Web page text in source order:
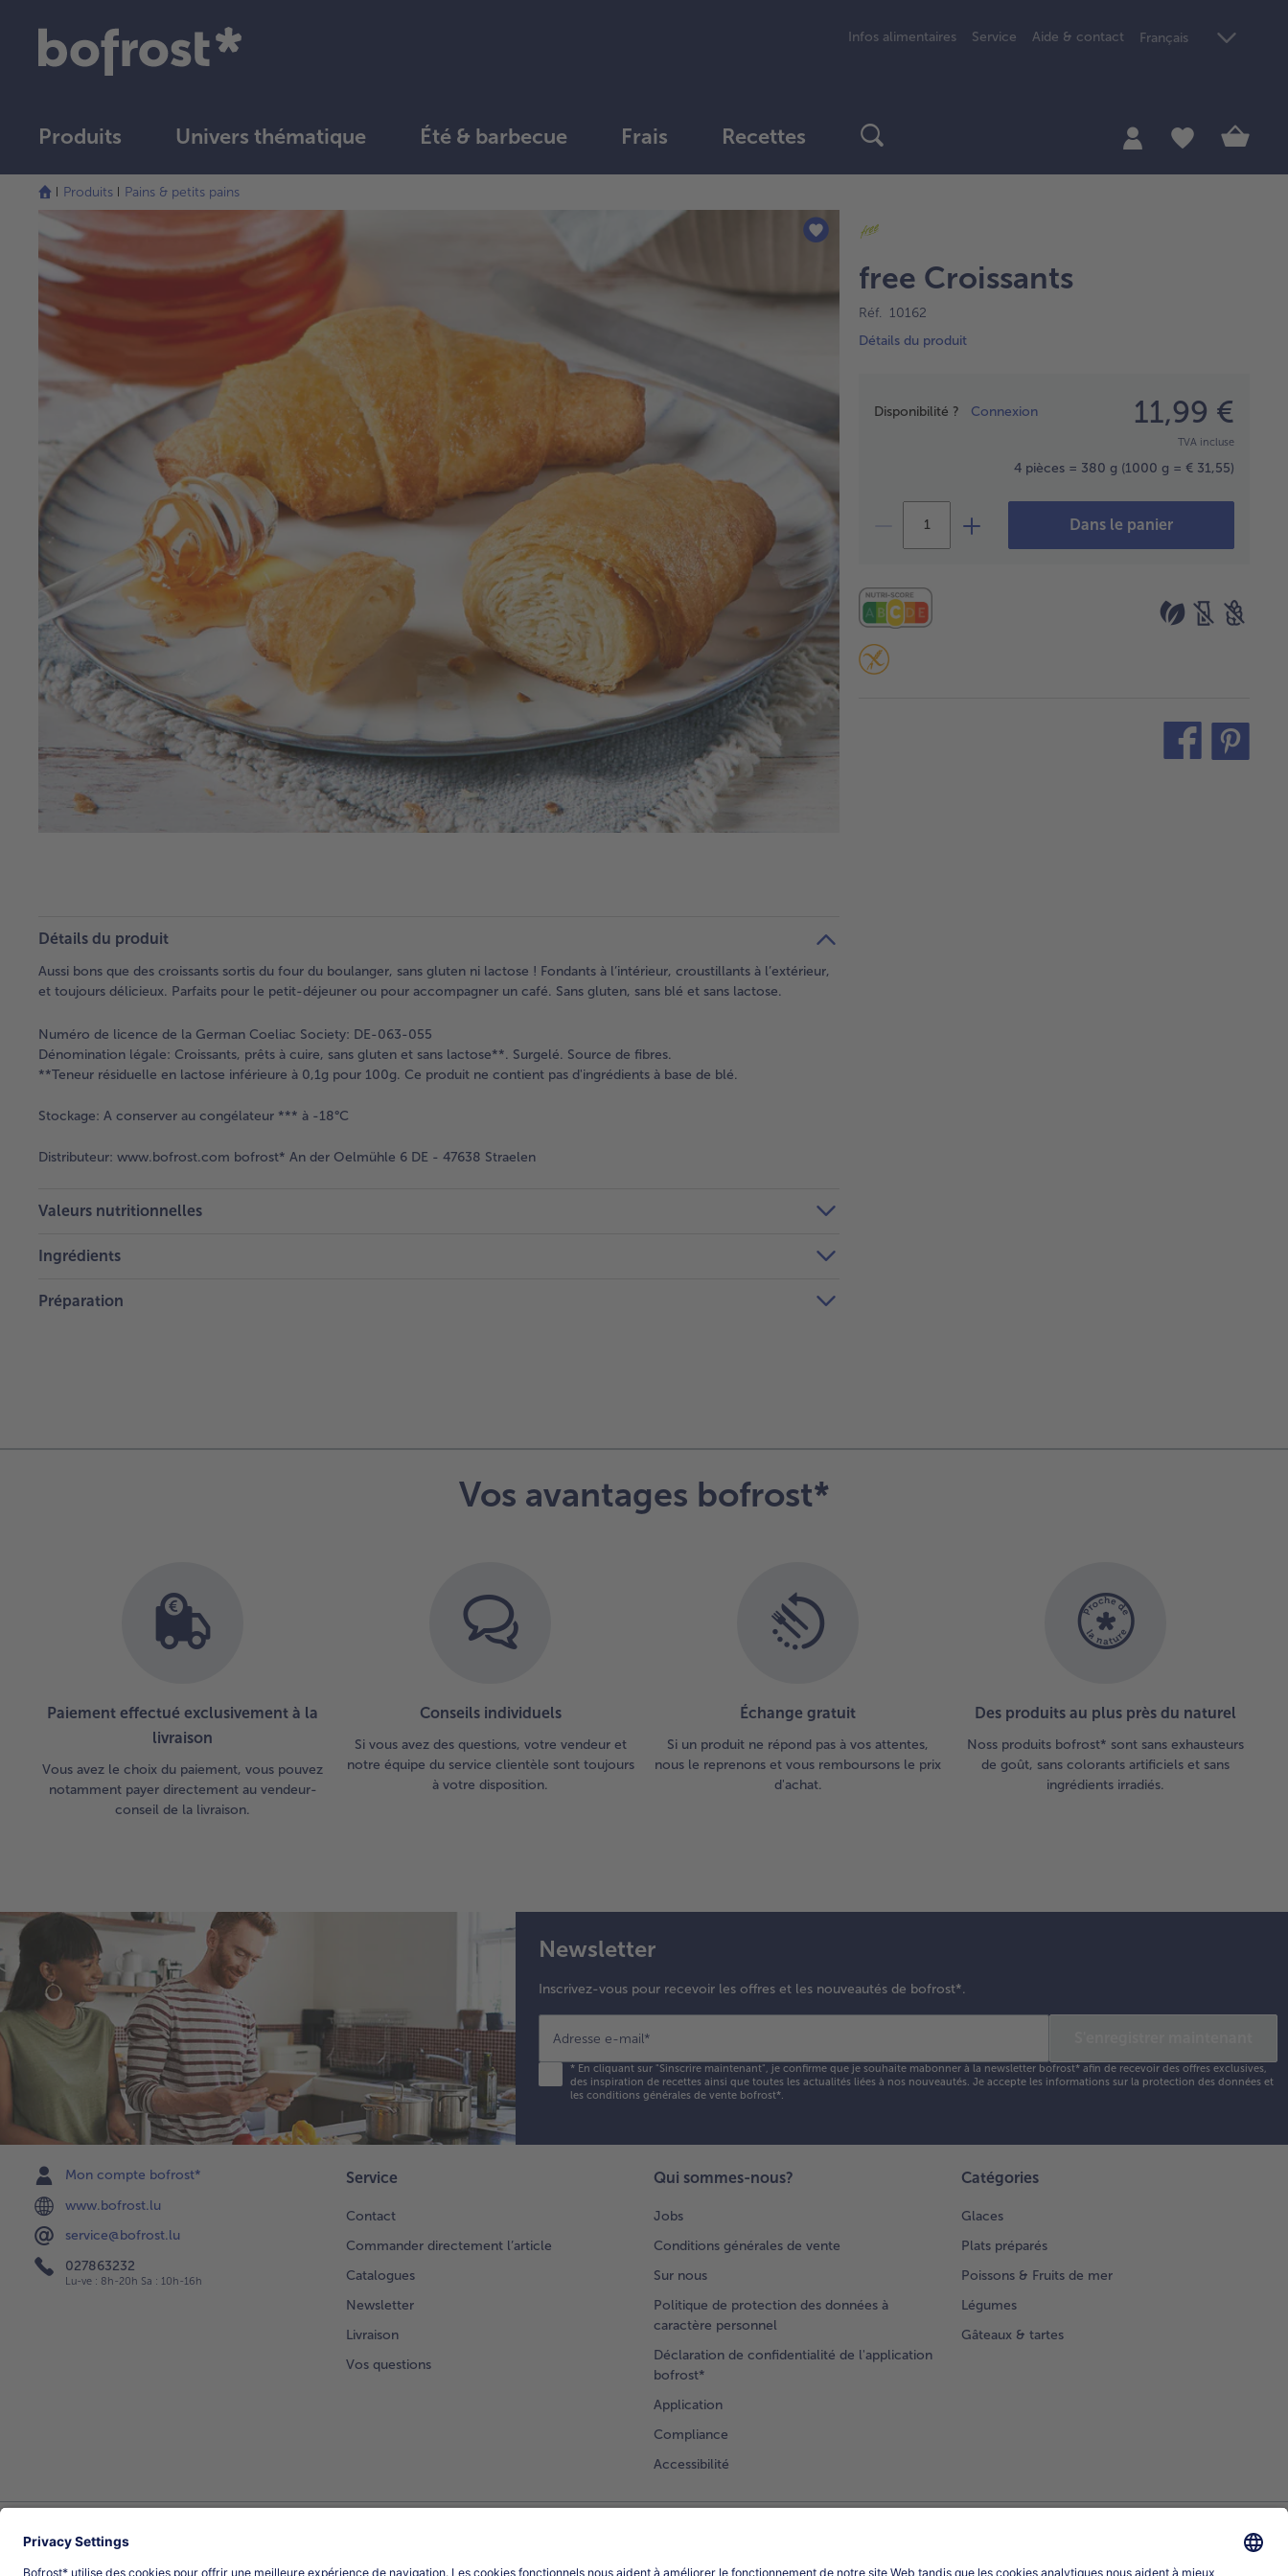
Infos alimentaires Service Aide & contact Français
Produits Univers thématique Été & barbecue Frais Recettes
Produits Pains & petits pains
free Croissants
Réf. 10162
Détails du produit
Disponibilité ? Connexion 11,99 €
TVA incluse
4 pièces = 380 g (1000 g = € 31,55)
Dans le panier
teilen
Détails du produit
Aussi bons que des croissants sortis du four du boulanger, sans gluten ni lactose ! Fondants à l’intérieur, croustillants à l’extérieur,
et toujours délicieux. Parfaits pour le petit-déjeuner ou pour accompagner un café. Sans gluten, sans blé et sans lactose.
Numéro de licence de la German Coeliac Society: DE-063-055
Dénomination légale: Croissants, prêts à cuire, sans gluten et sans lactose**. Surgelé. Source de fibres.
**Teneur résiduelle en lactose inférieure à 0,1g pour 100g. Ce produit ne contient pas d'ingrédients à base de blé.
Stockage: A conserver au congélateur *** à -18°C
Distributeur: www.bofrost.com bofrost* An der Oelmühle 6 DE - 47638 Straelen
Valeurs nutritionnelles
Ingrédients
Préparation
Vos avantages bofrost*
Paiement effectué exclusivement à la
livraison
Vous avez le choix du paiement, vous pouvez
notamment payer directement au vendeur-
conseil de la livraison.
Conseils individuels
Si vous avez des questions, votre vendeur et
notre équipe du service clientèle sont toujours
à votre disposition.
Échange gratuit
Si un produit ne répond pas à vos attentes,
nous le reprenons et vous remboursons le prix
d'achat.
Des produits au plus près du naturel
Noss produits bofrost* sont sans exhausteurs
de goût, sans colorants artificiels et sans
ingrédients irradiés.
Newsletter
Inscrivez-vous pour recevoir les offres et les nouveautés de bofrost*.
Adresse e-mail*
*En cliquant sur "Sinscrire maintenant", je confirme que je souhaite mabonner à la newsletter bofrost* afin de recevoir des offres exclusives,
des inspiration de recettes ainsi que toutes les actualités liées à nos nouveautés. Je accepte les informations sur la protection des données et
les conditions générales de vente bofrost*.
Mon compte bofrost*
www.bofrost.lu
service@bofrost.lu
027863232
Lu-ve : 8h-20h Sa : 10h-16h
Service
Contact
Commander directement l’article
Catalogues
Newsletter
Livraison
Vos questions
Qui sommes-nous?
Jobs
Conditions générales de vente
Sur nous
Politique de protection des données à
caractère personnel
Déclaration de confidentialité de l'application
bofrost*
Application
Compliance
Accessibilité
Catégories
Glaces
Plats préparés
Poissons & Fruits de mer
Légumes
Gâteaux & tartes